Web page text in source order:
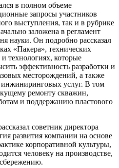
в полном объеме
запросы участников
выступления, так и в рубрике
заложена в регламент
науки. Он подробно рассказал
«Пакера», технических
технологиях, которые
эффективность разработки и
месторождений, а также
услуг. В том
ремонту скважин,
и поддержанию пластового
советник директора
развития компании на основе
корпоративной культуры,
человеку на производстве,